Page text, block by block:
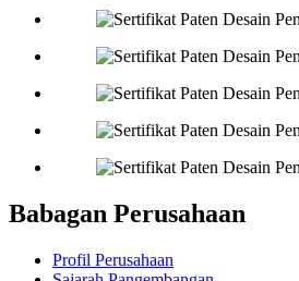
Babagan Perusahaan
Profil Perusahaan